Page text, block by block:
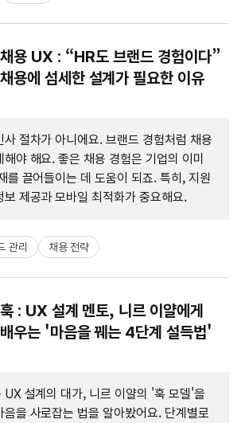
채용 UX : “HR도 브랜드 경험이다”
채용에 섬세한 설계가 필요한 이유
사 절차가 아니에요. 브랜드 경험처럼 채용
해야 해요. 좋은 채용 경험은 기업의 이미
를 끌어들이는 데 도움이 되죠. 특히, 지원
보 제공과 모바일 최적화가 중요해요.
관리 채용 전략
훅 : UX 설계 멘토, 니르 이얄에게
배우는 '마음을 꿰는 4단계 설득법'
UX 설계의 대가, 니르 이얄의 '훅 모델'을
을 사로잡는 법을 알아봤어요. 단계별로